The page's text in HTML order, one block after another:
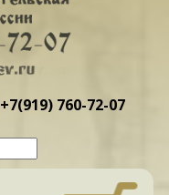
+7(919) 760-72-07